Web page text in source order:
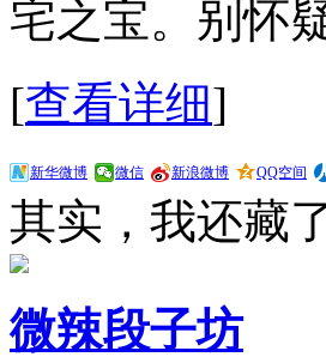
宅之宝。别怀
[查看详细]
新华微博 微信 新浪微博 QQ空间
其实，我还藏
微辣段子坊